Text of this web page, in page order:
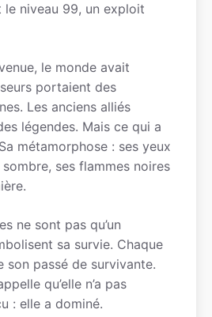
le niveau 99, un exploit
le monde avait
portaient des
Les anciens alliés
légendes. Mais ce qui a
métamorphose : ses yeux
sombre, ses flammes noires
ne sont pas qu’un
sa survie. Chaque
son passé de survivante.
qu’elle n’a pas
: elle a dominé.